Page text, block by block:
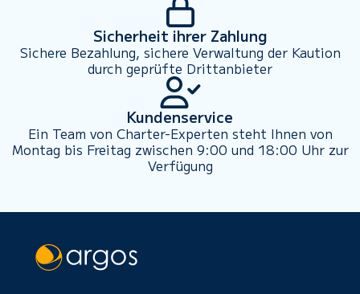
Sicherheit ihrer Zahlung
Sichere Bezahlung, sichere Verwaltung der Kaution
durch geprüfte Drittanbieter
Kundenservice
Ein Team von Charter-Experten steht Ihnen von
Montag bis Freitag zwischen 9:00 und 18:00 Uhr zur
Verfügung